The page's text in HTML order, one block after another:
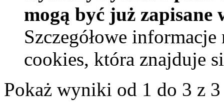
mogą być już
Szczegółowe
cookies, która znajduje
Pokaż wyniki od 1 do 3 z 3